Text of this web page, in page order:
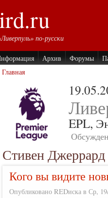
по-русски
Архив Форумы
Главная
EPL,
Стивен Джеррард
Кого вы видите
Опубликовано REDиска в Ср,